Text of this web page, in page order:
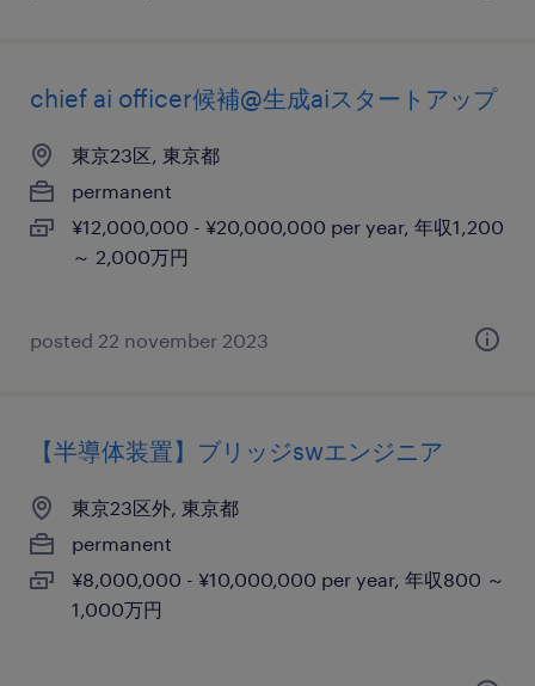
chief ai officer候補@生成aiスタートアップ
東京23区, 東京都
permanent
¥12,000,000 - ¥20,000,000 per year, 年収1,200
～ 2,000万円
posted 22 november 2023
【半導体装置】ブリッジswエンジニア
東京23区外, 東京都
permanent
¥8,000,000 - ¥10,000,000 per year, 年収800 ～
1,000万円